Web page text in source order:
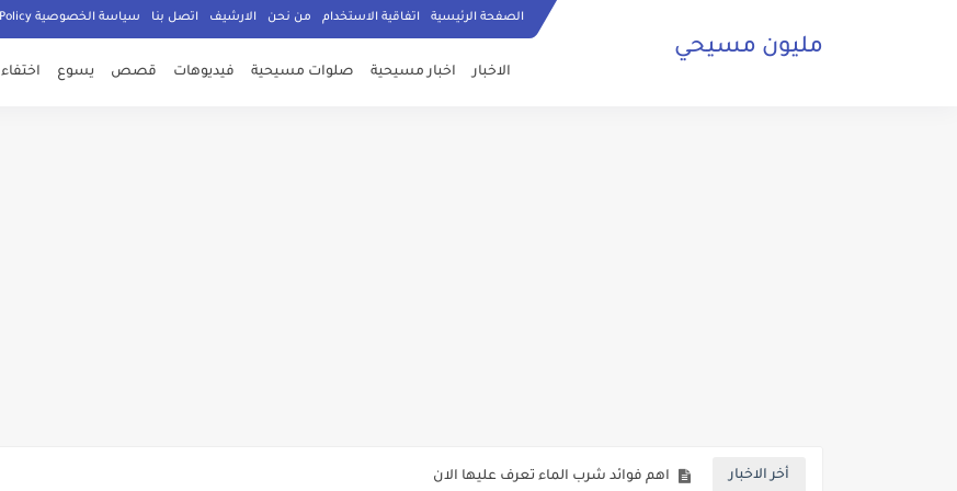
الصفحة الرئيسية اتفاقية الاستخدام من نحن الارشيف اتصل بنا سياسة الخصوصية Privacy Policy
مليون مسيحي
الاخبار اخبار مسيحية صلوات مسيحية فيديوهات قصص يسوع اختفاء
أخر الاخبار بالفيديو شخص من الفصائل المسلحة يهدد المسيحيين في سوريا عليكم تغيير دينكم أو دفع الجزية أو القتل